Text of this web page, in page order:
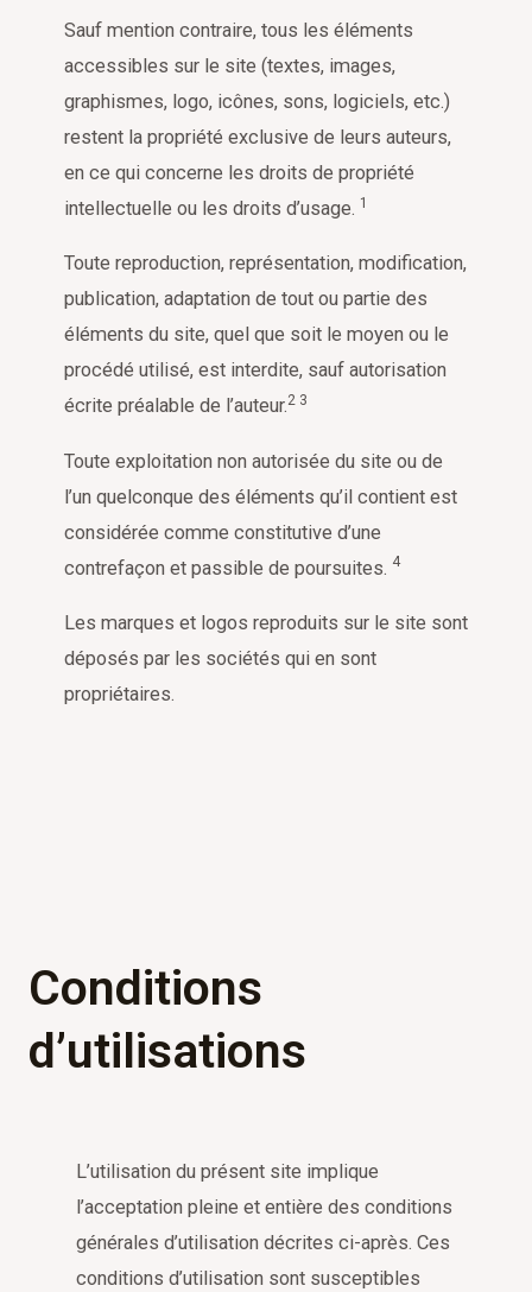
Sauf mention contraire, tous les éléments
accessibles sur le site (textes, images,
graphismes, logo, icônes, sons, logiciels, etc.)
restent la propriété exclusive de leurs auteurs,
en ce qui concerne les droits de propriété
intellectuelle ou les droits d’usage. 1
Toute reproduction, représentation, modification,
publication, adaptation de tout ou partie des
éléments du site, quel que soit le moyen ou le
procédé utilisé, est interdite, sauf autorisation
écrite préalable de l’auteur.2 3
Toute exploitation non autorisée du site ou de
l’un quelconque des éléments qu’il contient est
considérée comme constitutive d’une
contrefaçon et passible de poursuites. 4
Les marques et logos reproduits sur le site sont
déposés par les sociétés qui en sont
propriétaires.
Conditions
d’utilisations
L’utilisation du présent site implique
l’acceptation pleine et entière des conditions
générales d’utilisation décrites ci-après. Ces
conditions d’utilisation sont susceptibles